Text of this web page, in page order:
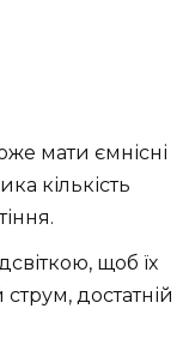
мати ємнісні
кількість
щоб їх
достатній